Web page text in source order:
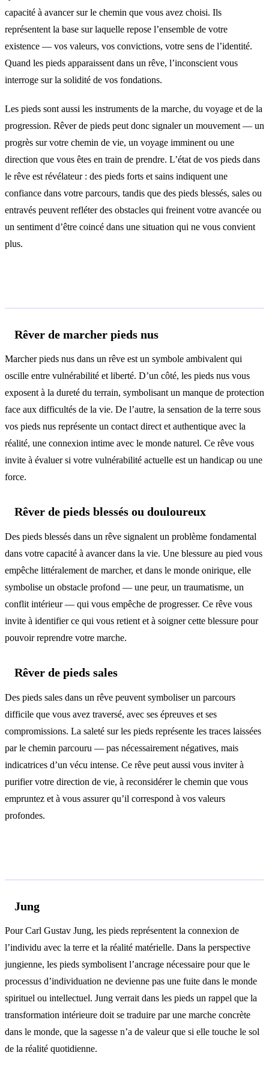
capacité à avancer sur le chemin que vous avez choisi. Ils
représentent la base sur laquelle repose l’ensemble de votre
existence — vos valeurs, vos convictions, votre sens de l’identité.
Quand les pieds apparaissent dans un rêve, l’inconscient vous
interroge sur la solidité de vos fondations.
Les pieds sont aussi les instruments de la marche, du voyage et de la
progression. Rêver de pieds peut donc signaler un mouvement — un
progrès sur votre chemin de vie, un voyage imminent ou une
direction que vous êtes en train de prendre. L’état de vos pieds dans
le rêve est révélateur : des pieds forts et sains indiquent une
confiance dans votre parcours, tandis que des pieds blessés, sales ou
entravés peuvent refléter des obstacles qui freinent votre avancée ou
un sentiment d’être coincé dans une situation qui ne vous convient
plus.
Rêver de marcher pieds nus
Marcher pieds nus dans un rêve est un symbole ambivalent qui
oscille entre vulnérabilité et liberté. D’un côté, les pieds nus vous
exposent à la dureté du terrain, symbolisant un manque de protection
face aux difficultés de la vie. De l’autre, la sensation de la terre sous
vos pieds nus représente un contact direct et authentique avec la
réalité, une connexion intime avec le monde naturel. Ce rêve vous
invite à évaluer si votre vulnérabilité actuelle est un handicap ou une
force.
Rêver de pieds blessés ou douloureux
Des pieds blessés dans un rêve signalent un problème fondamental
dans votre capacité à avancer dans la vie. Une blessure au pied vous
empêche littéralement de marcher, et dans le monde onirique, elle
symbolise un obstacle profond — une peur, un traumatisme, un
conflit intérieur — qui vous empêche de progresser. Ce rêve vous
invite à identifier ce qui vous retient et à soigner cette blessure pour
pouvoir reprendre votre marche.
Rêver de pieds sales
Des pieds sales dans un rêve peuvent symboliser un parcours
difficile que vous avez traversé, avec ses épreuves et ses
compromissions. La saleté sur les pieds représente les traces laissées
par le chemin parcouru — pas nécessairement négatives, mais
indicatrices d’un vécu intense. Ce rêve peut aussi vous inviter à
purifier votre direction de vie, à reconsidérer le chemin que vous
empruntez et à vous assurer qu’il correspond à vos valeurs
profondes.
Jung
Pour Carl Gustav Jung, les pieds représentent la connexion de
l’individu avec la terre et la réalité matérielle. Dans la perspective
jungienne, les pieds symbolisent l’ancrage nécessaire pour que le
processus d’individuation ne devienne pas une fuite dans le monde
spirituel ou intellectuel. Jung verrait dans les pieds un rappel que la
transformation intérieure doit se traduire par une marche concrète
dans le monde, que la sagesse n’a de valeur que si elle touche le sol
de la réalité quotidienne.